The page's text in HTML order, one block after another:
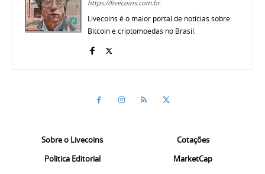
https://livecoins.com.br
Livecoins é o maior portal de notícias sobre
Bitcoin e criptomoedas no Brasil.
Sobre o Livecoins
Politica Editorial
Cotações
MarketCap